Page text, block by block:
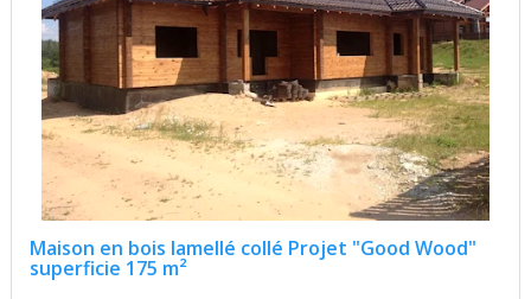
Maison en bois lamellé collé Projet "Good Wood"
superficie 175 m²